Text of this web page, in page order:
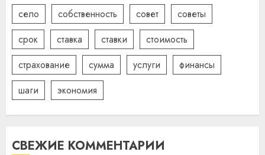
село
собственность совет
советы
срок
ставка ставки
стоимость
страхование
сумма услуги
финансы
шаги
экономия
СВЕЖИЕ КОММЕНТАРИИ